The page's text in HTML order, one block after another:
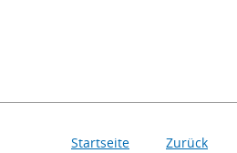
Startseite Zurück